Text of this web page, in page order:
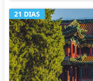
21 DIAS